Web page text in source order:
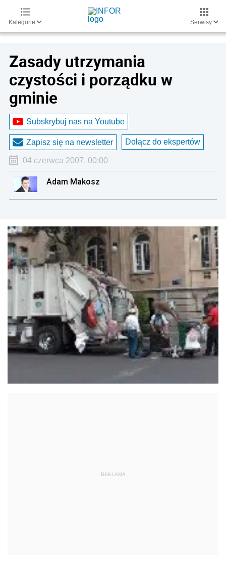
Kategorie Serwisy
Zasady utrzymania
czystości i porządku w
gminie
Subskrybuj nas na Youtube
Zapisz się na newsletter Dołącz do ekspertów
04 czerwca 2007, 00:00
Adam Makosz